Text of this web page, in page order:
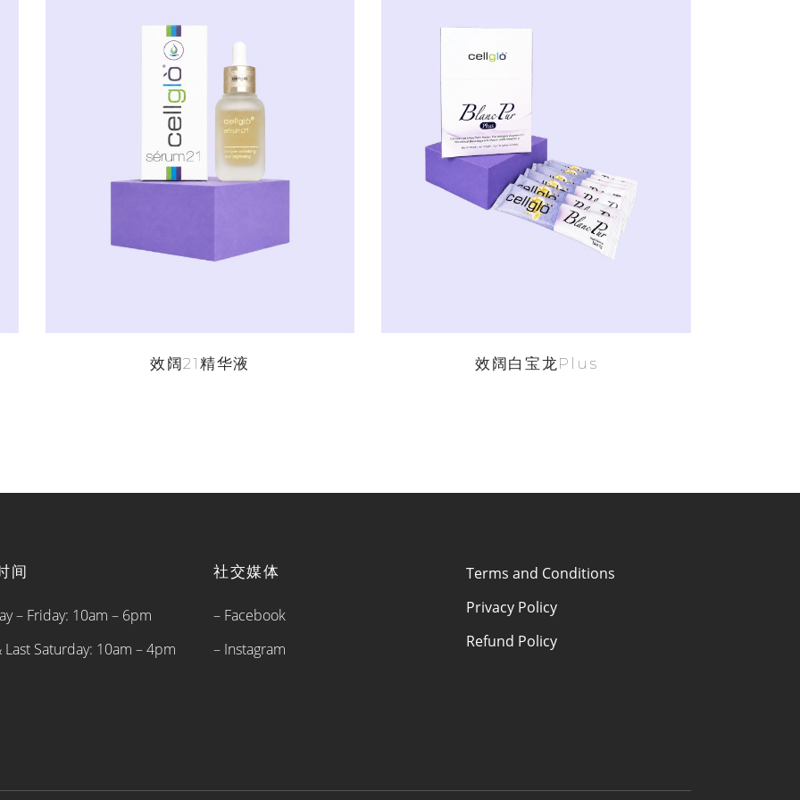
阅读更多
效阔21精华液
阅读更多
效阔白宝龙Plus
间
– Friday: 10am – 6pm
Last Saturday: 10am – 4pm
社交媒体
– Facebook
– Instagram
Terms and Conditions
Privacy Policy
Refund Policy